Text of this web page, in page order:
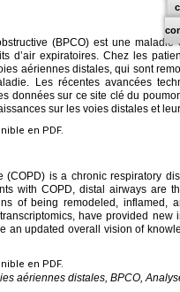
(BPCO) est une
d’air expiratoires. Chez les
aériennes distales, qui sont
Les récentes avancées
données sur ce site clé du
sur les voies distales et
en PDF.
(COPD) is a chronic respiratory
with COPD, distal airways are
of being remodeled, inflamed,
have provided
an updated overall vision of
en PDF.
aériennes distales, BPCO,